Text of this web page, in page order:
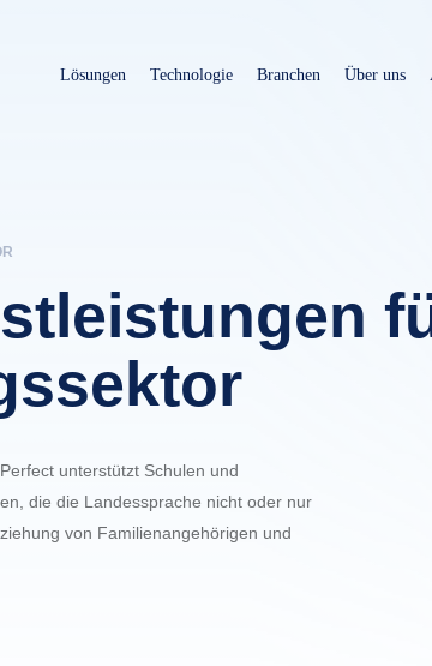
Inhalt
Lösungen Technologie Branchen Über uns
unterstützt Schulen und
die die Landessprache nicht oder nur
von Familienangehörigen und